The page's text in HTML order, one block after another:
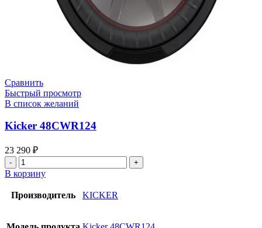
Сравнить
Быстрый просмотр
В список желаний
Kicker 48CWR124
23 290 ₽
Количество
товара
Kicker
48CWR124
В корзину
Производитель KICKER